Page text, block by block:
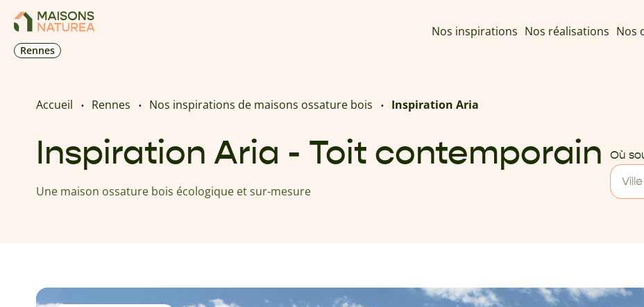
Rennes
Nos inspirations Nos réalisations Nos
Accueil Rennes Nos inspirations de maisons ossature bois Inspiration Aria
Inspiration Aria - Toit contemporain
Une maison ossature bois écologique et sur-mesure
Où